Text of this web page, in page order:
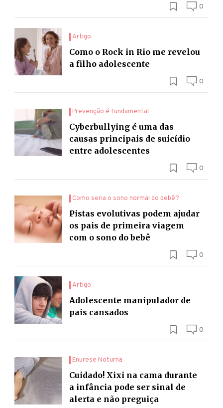
0
Artigo
Como o Rock in Rio me revelou
a filho adolescente
0
Prevenção é fundamental
Cyberbullying é uma das
causas principais de suicídio
entre adolescentes
0
Como seria o sono normal do bebê?
Pistas evolutivas podem ajudar
os pais de primeira viagem
com o sono do bebê
0
Artigo
Adolescente manipulador de
pais cansados
0
Enurese Noturna
Cuidado! Xixi na cama durante
a infância pode ser sinal de
alerta e não preguiça